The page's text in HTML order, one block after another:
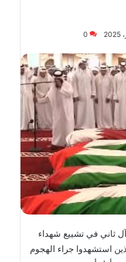
0
ثاني في تشييع شهداء
استشهدوا جراء الهجوم